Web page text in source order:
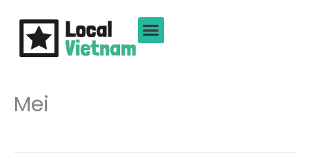
naar
inhoud
Mei